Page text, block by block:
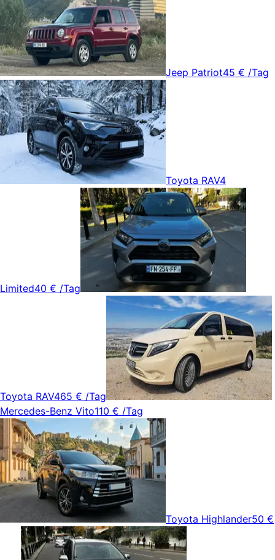
Jeep Patriot45 € /Tag
Toyota RAV4
Limited40 € /Tag
Toyota RAV465 € /Tag
Mercedes-Benz Vito110 € /Tag
Toyota Highlander50 €